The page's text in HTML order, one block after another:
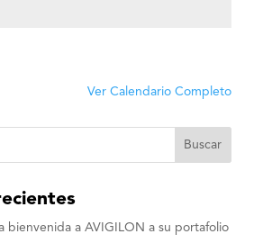
Ver Calendario Completo
Buscar
bienvenida a AVIGILON a su portafolio